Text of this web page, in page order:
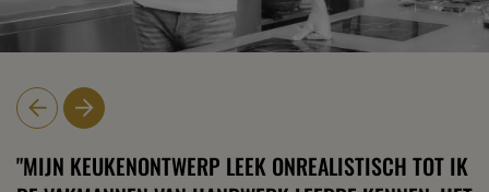
"MIJN KEUKENONTWERP LEEK ONREALISTISCH TOT IK